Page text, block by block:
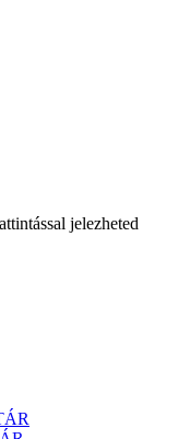
jelezheted